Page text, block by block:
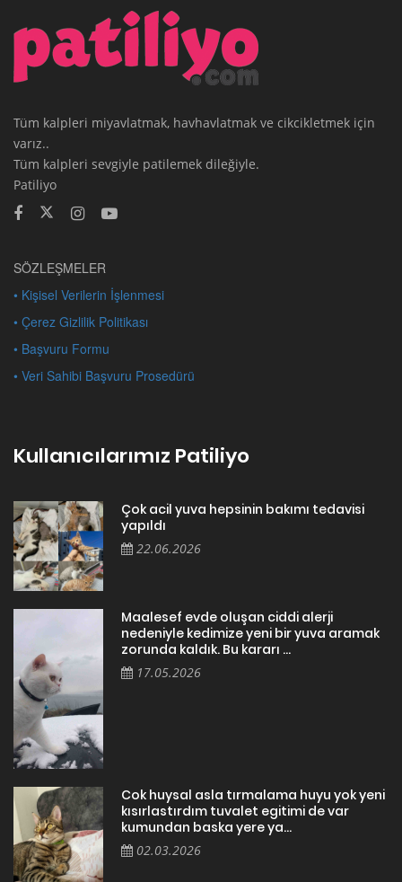
Tüm kalpleri miyavlatmak, havhavlatmak ve cikcikletmek için
varız..
Tüm kalpleri sevgiyle patilemek dileğiyle.
Patiliyo
SÖZLEŞMELER
• Kişisel Verilerin İşlenmesi
• Çerez Gizlilik Politikası
• Başvuru Formu
• Veri Sahibi Başvuru Prosedürü
Kullanıcılarımız Patiliyo
Çok acil yuva hepsinin bakımı tedavisi
yapıldı
22.06.2026
Maalesef evde oluşan ciddi alerji
nedeniyle kedimize yeni bir yuva aramak
zorunda kaldık. Bu kararı ...
17.05.2026
Cok huysal asla tırmalama huyu yok yeni
kısırlastırdım tuvalet egitimi de var
kumundan baska yere ya...
02.03.2026